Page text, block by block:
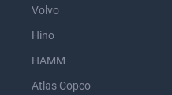
Volvo
Hino
HAMM
Atlas Copco